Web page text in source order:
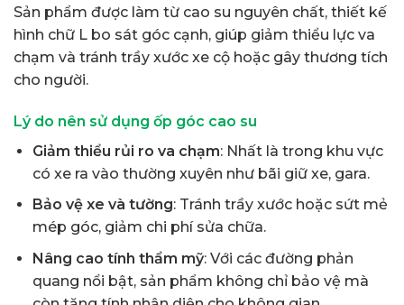
Sản phẩm được làm từ cao su nguyên chất, thiết kế
hình chữ L bo sát góc cạnh, giúp giảm thiểu lực va
chạm và tránh trầy xước xe cộ hoặc gây thương tích
cho người.
Lý do nên sử dụng ốp góc cao su
Giảm thiểu rủi ro va chạm: Nhất là trong khu vực
có xe ra vào thường xuyên như bãi giữ xe, gara.
Bảo vệ xe và tường: Tránh trầy xước hoặc sứt mẻ
mép góc, giảm chi phí sửa chữa.
Nâng cao tính thẩm mỹ: Với các đường phản
quang nổi bật, sản phẩm không chỉ bảo vệ mà